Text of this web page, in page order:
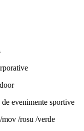
evenimente sportive
/rosu /verde